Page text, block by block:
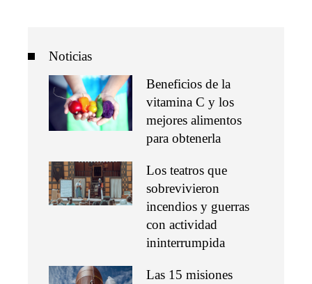
Noticias
Beneficios de la
vitamina C y los
mejores alimentos
para obtenerla
Los teatros que
sobrevivieron
incendios y guerras
con actividad
ininterrumpida
Las 15 misiones